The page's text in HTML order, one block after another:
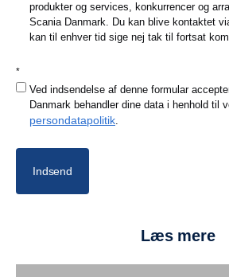
produkter og services, konkurrencer og
Scania Danmark. Du kan blive kontaktet
kan til enhver tid sige nej tak til fortsat
*
Ved indsendelse af denne formular
Danmark behandler dine data i henhold til
persondatapolitik.
Indsend
Læs mere